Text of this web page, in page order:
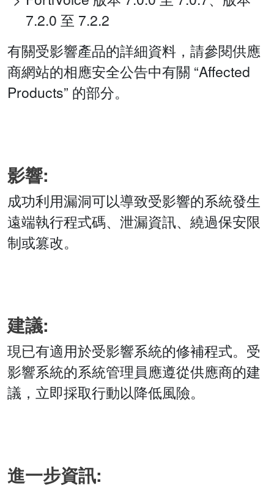
7.2.0 至 7.2.2
有關受影響產品的詳細資料，請參閱供應
商網站的相應安全公告中有關 “Affected
Products” 的部分。
影響:
成功利用漏洞可以導致受影響的系統發生
遠端執行程式碼、泄漏資訊、繞過保安限
制或篡改。
建議:
現已有適用於受影響系統的修補程式。受
影響系統的系統管理員應遵從供應商的建
議，立即採取行動以降低風險。
進一步資訊: